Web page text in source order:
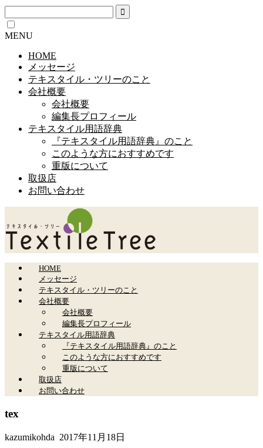
MENU
HOME
メッセージ
テキスタイル・ツリーのこと
会社概要
会社概要
編集長プロフィール
テキスタイル用語辞典
『テキスタイル用語辞典』のこと
このような方におすすめです
重版について
取扱店
お問い合わせ
HOME
メッセージ
テキスタイル・ツリーのこと
会社概要
会社概要
編集長プロフィール
テキスタイル用語辞典
『テキスタイル用語辞典』のこと
このような方におすすめです
重版について
取扱店
お問い合わせ
tex
kazumikohda 2017年11月18日